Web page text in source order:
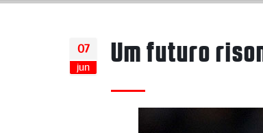
07
jun Um futuro